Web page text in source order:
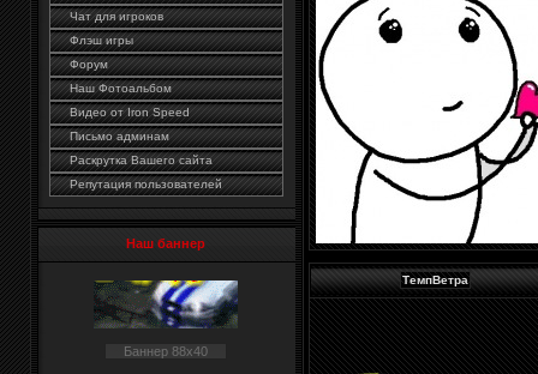
Чат для игроков
Флэш игры
Форум
Наш Фотоальбом
Видео от Iron Speed
Письмо админам
Раскрутка Вашего сайта
Репутация пользователей
Наш баннер
Баннер 88x40
ТемпВетра